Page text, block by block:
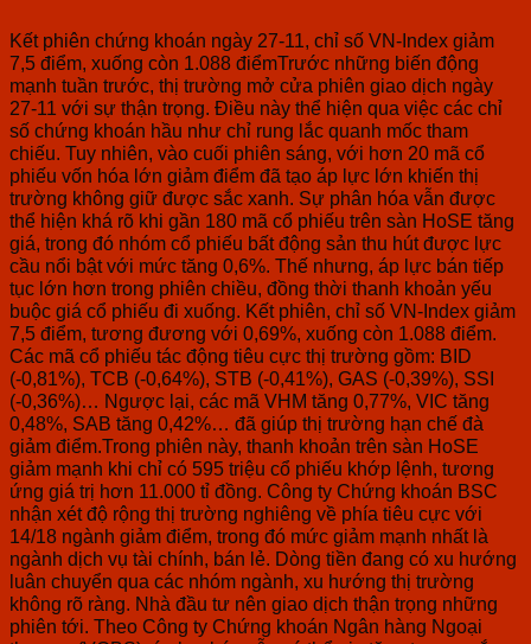
Kết phiên chứng khoán ngày 27-11, chỉ số VN-Index giảm
7,5 điểm, xuống còn 1.088 điểmTrước những biến động
mạnh tuần trước, thị trường mở cửa phiên giao dịch ngày
27-11 với sự thận trọng. Điều này thể hiện qua việc các chỉ
số chứng khoán hầu như chỉ rung lắc quanh mốc tham
chiếu. Tuy nhiên, vào cuối phiên sáng, với hơn 20 mã cổ
phiếu vốn hóa lớn giảm điểm đã tạo áp lực lớn khiến thị
trường không giữ được sắc xanh. Sự phân hóa vẫn được
thể hiện khá rõ khi gần 180 mã cổ phiếu trên sàn HoSE tăng
giá, trong đó nhóm cổ phiếu bất động sản thu hút được lực
cầu nổi bật với mức tăng 0,6%. Thế nhưng, áp lực bán tiếp
tục lớn hơn trong phiên chiều, đồng thời thanh khoản yếu
buộc giá cổ phiếu đi xuống. Kết phiên, chỉ số VN-Index giảm
7,5 điểm, tương đương với 0,69%, xuống còn 1.088 điểm.
Các mã cổ phiếu tác động tiêu cực thị trường gồm: BID
(-0,81%), TCB (-0,64%), STB (-0,41%), GAS (-0,39%), SSI
(-0,36%)… Ngược lại, các mã VHM tăng 0,77%, VIC tăng
0,48%, SAB tăng 0,42%… đã giúp thị trường hạn chế đà
giảm điểm.Trong phiên này, thanh khoản trên sàn HoSE
giảm mạnh khi chỉ có 595 triệu cổ phiếu khớp lệnh, tương
ứng giá trị hơn 11.000 tỉ đồng. Công ty Chứng khoán BSC
nhận xét độ rộng thị trường nghiêng về phía tiêu cực với
14/18 ngành giảm điểm, trong đó mức giảm mạnh nhất là
ngành dịch vụ tài chính, bán lẻ. Dòng tiền đang có xu hướng
luân chuyển qua các nhóm ngành, xu hướng thị trường
không rõ ràng. Nhà đầu tư nên giao dịch thận trọng những
phiên tới. Theo Công ty Chứng khoán Ngân hàng Ngoại